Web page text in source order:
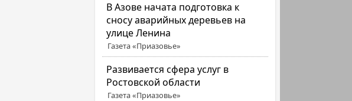
В Азове начата подготовка к
сносу аварийных деревьев на
улице Ленина
Газета «Приазовье»
Развивается сфера услуг в
Ростовской области
Газета «Приазовье»